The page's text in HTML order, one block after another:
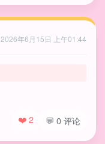
2026年6月15日 上午01:44
❤️ 2 💬 0 评论